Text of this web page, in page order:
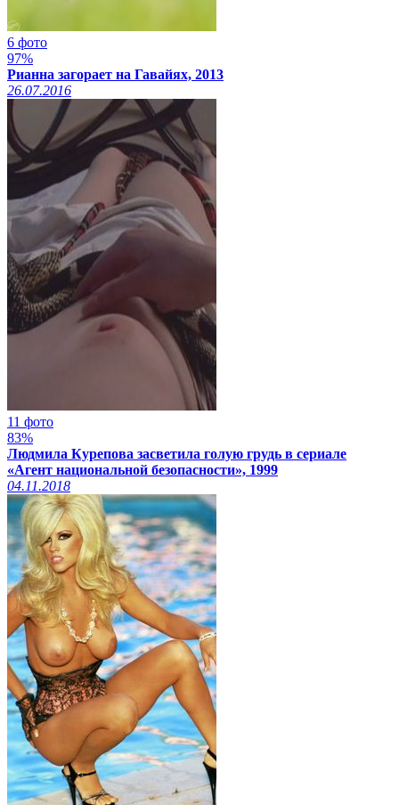
6 фото
97%
Рианна загорает на Гавайях, 2013
26.07.2016
11 фото
83%
Людмила Курепова засветила голую грудь в сериале
«Агент национальной безопасности», 1999
04.11.2018